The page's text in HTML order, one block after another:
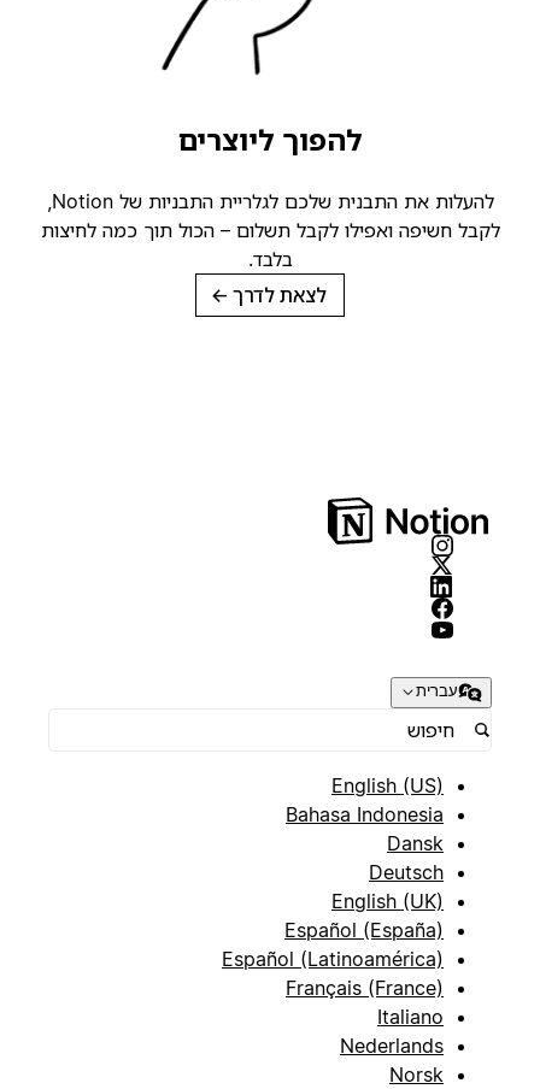
להפוך ליוצרים
להעלות את התבנית שלכם לגלריית התבניות של Notion,
לקבל חשיפה ואפילו לקבל תשלום – הכול תוך כמה לחיצות
בלבד.
לצאת לדרך→
עברית
English (US)
Bahasa Indonesia
Dansk
Deutsch
English (UK)
Español (España)
Español (Latinoamérica)
Français (France)
Italiano
Nederlands
Norsk